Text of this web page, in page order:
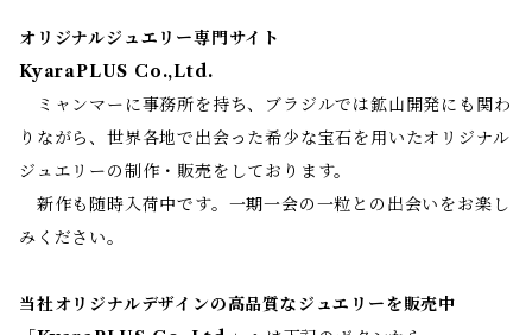
オリジナルジュエリー専門サイト
KyaraPLUS Co.,Ltd.
ミャンマーに事務所を持ち、ブラジルでは鉱山開発にも関わ
りながら、世界各地で出会った希少な宝石を用いたオリジナル
ジュエリーの制作・販売をしております。
新作も随時入荷中です。一期一会の一粒との出会いをお楽し
みください。
当社オリジナルデザインの高品質なジュエリーを販売中